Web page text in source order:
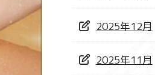
2025年12月
2025年11月